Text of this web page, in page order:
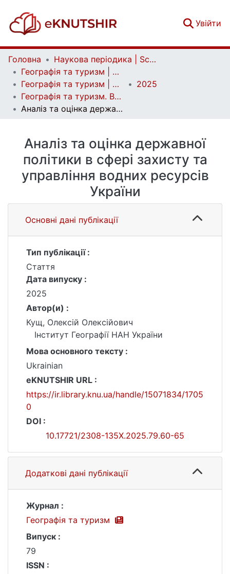
Увійти
Головна
Наукова періодика | Scientific periodicals
Географія та туризм | Geography and tourism
Географія та туризм | Geography and tourism
2025
Географія та туризм. Вип. 79
Аналіз та оцінка державної політики в сфері захисту та управління водних ресурсів України
Аналіз та оцінка державної
політики в сфері захисту та
управління водних ресурсів
України
Основні дані публікації
Тип публікації :
Стаття
Дата випуску :
2025
Автор(и) :
Кущ, Олексій Олексійович
Інститут Географії НАН України
Мова основного тексту :
Ukrainian
eKNUTSHIR URL :
https://ir.library.knu.ua/handle/15071834/1705
0
DOI :
10.17721/2308-135X.2025.79.60-65
Додаткові дані публікації
Журнал :
Географія та туризм
Випуск :
79
ISSN :